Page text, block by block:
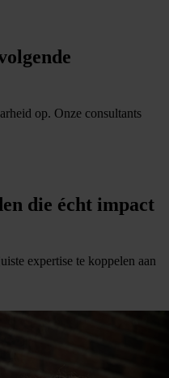
op. Onze consultants
die écht impact
expertise te koppelen aan